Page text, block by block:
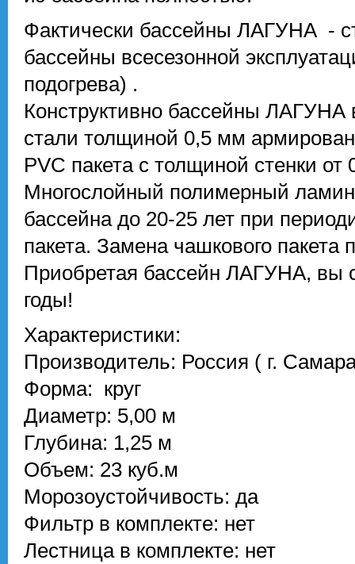
Фактически бассейны ЛАГУНА -
бассейны всесезонной
подогрева) .
Конструктивно бассейны
стали толщиной 0,5 мм
PVC пакета с толщиной стенки от
Многослойный полимерный
бассейна до 20-25 лет при
пакета. Замена чашкового пакета
Приобретая бассейн ЛАГУНА, вы
годы!
Характеристики:
Производитель: Россия ( г.
Форма: круг
Диаметр: 5,00 м
Глубина: 1,25 м
Объем: 23 куб.м
Морозоустойчивость: да
Фильтр в комплекте: нет
Лестница в комплекте: нет